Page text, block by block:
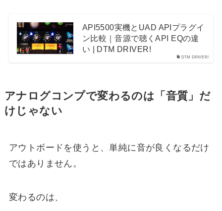
DTM DRIVER!
API5500実機とUAD APIプラグイ
ン比較｜音源で聴くAPI EQの違
い | DTM DRIVER!
アナログコンプで変わるのは「音質」だ
けじゃない
アウトボードを使うと、単純に音が良くなるだけ
ではありません。
変わるのは、